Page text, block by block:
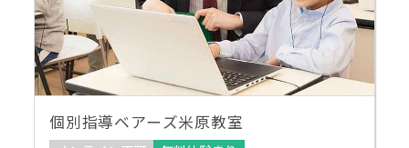
個別指導ベアーズ米原教室